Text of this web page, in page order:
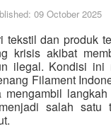
09 October 2025
tekstil dan produk
krisis akibat
ilegal. Kondisi ini
Filament
mengambil
salah satu